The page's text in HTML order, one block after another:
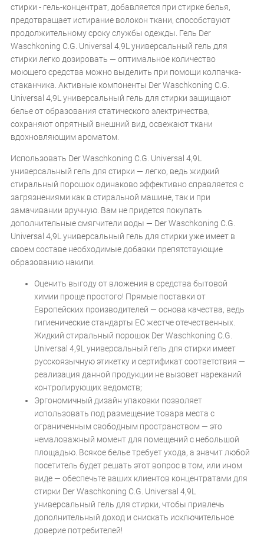
стирки - гель-концентрат, добавляется при стирке белья,
предотвращает истирание волокон ткани, способствуют
продолжительному сроку службы одежды. Гель Der
Waschkoning C.G. Universal 4,9L универсальный гель для
стирки легко дозировать — оптимальное количество
моющего средства можно выделить при помощи колпачка-
стаканчика. Активные компоненты Der Waschkoning C.G.
Universal 4,9L универсальный гель для стирки защищают
белье от образования статического электричества,
сохраняют опрятный внешний вид, освежают ткани
вдохновляющим ароматом.
Использовать Der Waschkoning C.G. Universal 4,9L
универсальный гель для стирки — легко, ведь жидкий
стиральный порошок одинаково эффективно справляется с
загрязнениями как в стиральной машине, так и при
замачивании вручную. Вам не придется покупать
дополнительные смягчители воды — Der Waschkoning C.G.
Universal 4,9L универсальный гель для стирки уже имеет в
своем составе необходимые добавки препятствующие
образованию накипи.
Оценить выгоду от вложения в средства бытовой
химии проще простого! Прямые поставки от
Европейских производителей — основа качества, ведь
гигиенические стандарты ЕС жестче отечественных.
Жидкий стиральный порошок Der Waschkoning C.G.
Universal 4,9L универсальный гель для стирки имеет
русскоязычную этикетку и сертификат соответствия —
реализация данной продукции не вызовет нареканий
контролирующих ведомств;
Эргономичный дизайн упаковки позволяет
использовать под размещение товара места с
ограниченным свободным пространством — это
немаловажный момент для помещений с небольшой
площадью. Всякое белье требует ухода, а значит любой
посетитель будет решать этот вопрос в том, или ином
виде — обеспечьте ваших клиентов концентратами для
стирки Der Waschkoning C.G. Universal 4,9L
универсальный гель для стирки, чтобы привлечь
дополнительный доход и снискать исключительное
доверие потребителей!